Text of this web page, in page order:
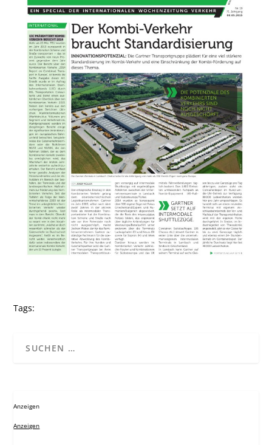
Tags:
Anzeigen
Anzeigen